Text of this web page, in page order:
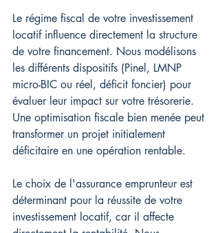
Le régime fiscal de votre investissement
locatif influence directement la structure
de votre financement. Nous modélisons
les différents dispositifs (Pinel, LMNP
micro-BIC ou réel, déficit foncier) pour
évaluer leur impact sur votre trésorerie.
Une optimisation fiscale bien menée peut
transformer un projet initialement
déficitaire en une opération rentable.
Le choix de l'assurance emprunteur est
déterminant pour la réussite de votre
investissement locatif, car il affecte